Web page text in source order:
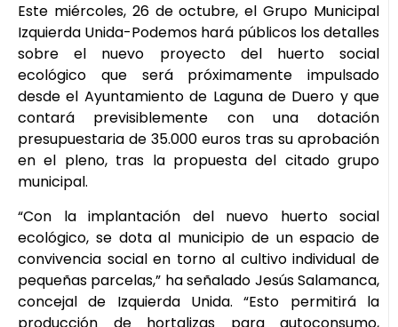
Este miércoles, 26 de octubre, el Grupo Municipal
Izquierda Unida-Podemos hará públicos los detalles
sobre el nuevo proyecto del huerto social
ecológico que será próximamente impulsado
desde el Ayuntamiento de Laguna de Duero y que
contará previsiblemente con una dotación
presupuestaria de 35.000 euros tras su aprobación
en el pleno, tras la propuesta del citado grupo
municipal.
“Con la implantación del nuevo huerto social
ecológico, se dota al municipio de un espacio de
convivencia social en torno al cultivo individual de
pequeñas parcelas,” ha señalado Jesús Salamanca,
concejal de Izquierda Unida. “Esto permitirá la
producción de hortalizas para autoconsumo,